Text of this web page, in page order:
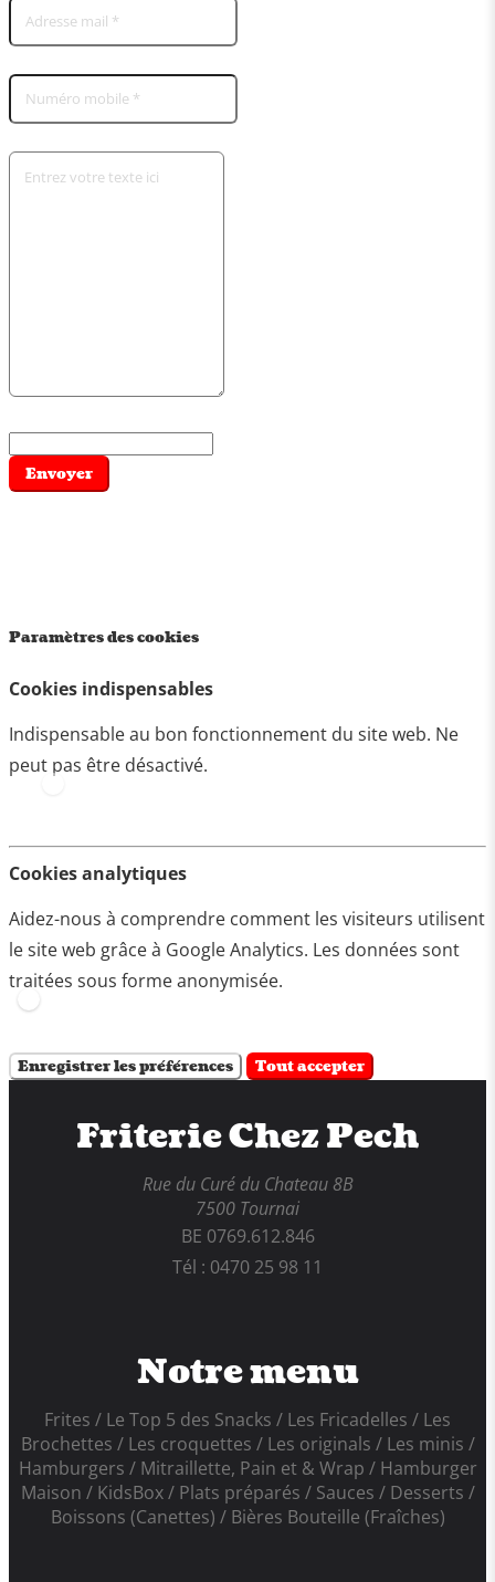
Envoyer
Paramètres des cookies
Cookies indispensables
Indispensable au bon fonctionnement du site web. Ne
peut pas être désactivé.
Cookies analytiques
Aidez-nous à comprendre comment les visiteurs utilisent
le site web grâce à Google Analytics. Les données sont
traitées sous forme anonymisée.
Enregistrer les préférences Tout accepter
Friterie Chez Pech
Rue du Curé du Chateau 8B
7500 Tournai
BE 0769.612.846
Tél : 0470 25 98 11
Notre menu
Frites Le Top 5 des Snacks Les Fricadelles
Les
Brochettes
Les croquettes Les originals
Les minis
Hamburgers
Mitraillette, Pain et & Wrap
Hamburger
Maison
KidsBox Plats préparés Sauces
Desserts
Boissons (Canettes)
Bières Bouteille (Fraîches)